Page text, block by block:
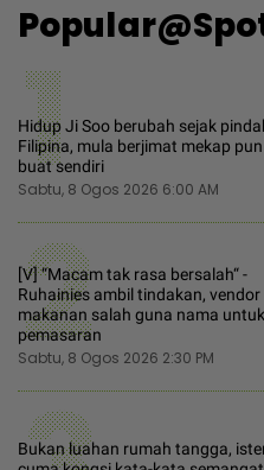
1
Hidup Ji Soo berubah sejak
Filipina, mula berjimat mekap pun
buat sendiri
Sabtu, 8 Ogos 2026 6:00 AM
2
[V] “Macam tak rasa bersalah“ -
Ruhainies ambil tindakan, vendor
makanan salah guna nama untuk
pemasaran
Sabtu, 8 Ogos 2026 2:30 PM
Bukan luahan rumah tangga,